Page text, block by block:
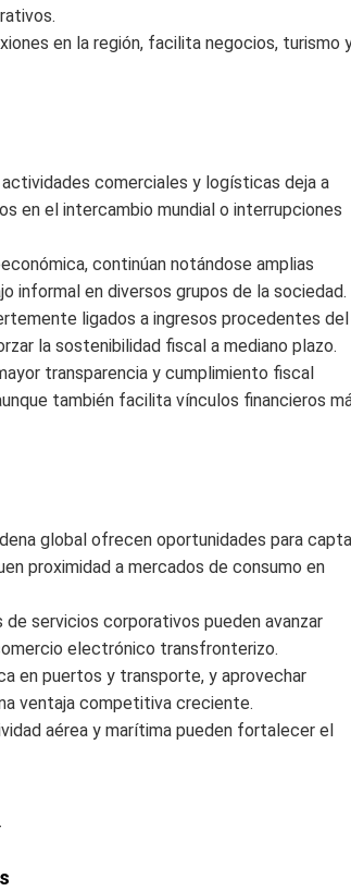
en la región, facilita negocios, turismo
comerciales y logísticas deja a
en el intercambio mundial o interrupciones
continúan notándose amplias
informal en diversos grupos de la sociedad.
ligados a ingresos procedentes del
la sostenibilidad fiscal a mediano plazo.
transparencia y cumplimiento fiscal
también facilita vínculos financieros
global ofrecen oportunidades para
proximidad a mercados de consumo en
servicios corporativos pueden avanzar
electrónico transfronterizo.
en puertos y transporte, y aprovechar
ventaja competitiva creciente.
aérea y marítima pueden fortalecer el